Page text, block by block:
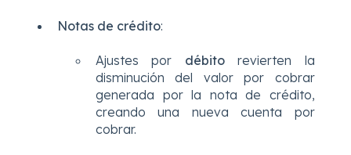
Notas de crédito:
Ajustes por débitorevierten la
disminución del valor por cobrar
generada por la nota de crédito,
creando una nueva cuenta por
cobrar.